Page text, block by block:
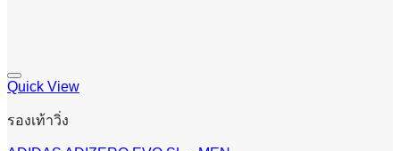
Quick View
รองเท้าวิ่ง